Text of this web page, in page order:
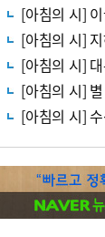
[아침의 시]
[아침의 시]
[아침의 시]
[아침의 시]
[아침의 시]